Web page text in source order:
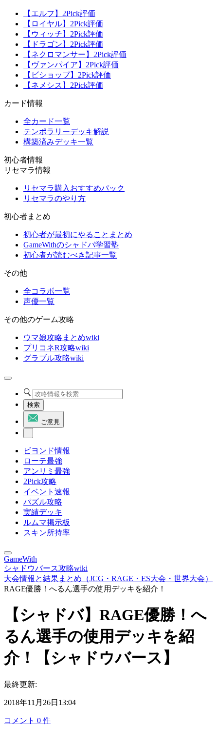
【エルフ】2Pick評価
【ロイヤル】2Pick評価
【ウィッチ】2Pick評価
【ドラゴン】2Pick評価
【ネクロマンサー】2Pick評価
【ヴァンパイア】2Pick評価
【ビショップ】2Pick評価
【ネメシス】2Pick評価
カード情報
全カード一覧
テンポラリーデッキ解説
構築済みデッキ一覧
初心者情報
リセマラ情報
リセマラ購入おすすめパック
リセマラのやり方
初心者まとめ
初心者が最初にやることまとめ
GameWithのシャドバ学習塾
初心者が読むべき記事一覧
その他
全コラボ一覧
声優一覧
その他のゲーム攻略
ウマ娘攻略まとめwiki
プリコネR攻略wiki
グラブル攻略wiki
検索
ご意見
ビヨンド情報
ローテ最強
アンリミ最強
2Pick攻略
イベント速報
パズル攻略
実績デッキ
ルムマ掲示板
スキン所持率
GameWith
シャドウバース攻略wiki
大会情報と結果まとめ（JCG・RAGE・ES大会・世界大会）
RAGE優勝！へるん選手の使用デッキを紹介！
【シャドバ】RAGE優勝！へ
るん選手の使用デッキを紹
介！【シャドウバース】
最終更新:
2018年11月26日13:04
コメント 0 件